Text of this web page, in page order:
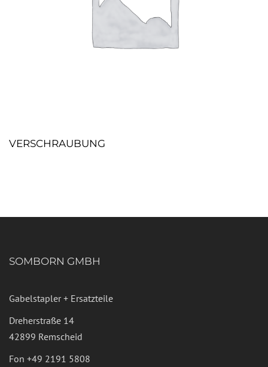
VERSCHRAUBUNG
SOMBORN GMBH
Gabelstapler + Ersatzteile
Dreherstraße 14
42899 Remscheid
Fon +49 2191 5808